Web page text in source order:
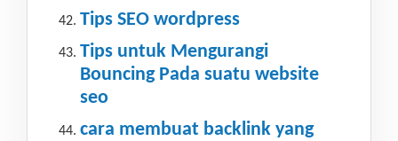
Tips SEO wordpress
Tips untuk Mengurangi
Bouncing Pada suatu website
seo
cara membuat backlink yang